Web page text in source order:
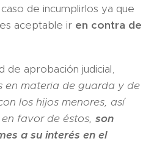
de incumplirlos ya que
aceptable ir en contra de
de aprobación judicial,
en materia de guarda y de
los hijos menores, así
favor de éstos, son
a su interés en el